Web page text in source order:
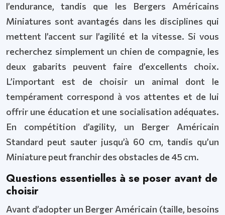
l’endurance, tandis que les Bergers Américains
Miniatures sont avantagés dans les disciplines qui
mettent l’accent sur l’agilité et la vitesse. Si vous
recherchez simplement un chien de compagnie, les
deux gabarits peuvent faire d’excellents choix.
L’important est de choisir un animal dont le
tempérament correspond à vos attentes et de lui
offrir une éducation et une socialisation adéquates.
En compétition d’agility, un Berger Américain
Standard peut sauter jusqu’à 60 cm, tandis qu’un
Miniature peut franchir des obstacles de 45 cm.
Questions essentielles à se poser avant de
choisir
Avant d’adopter un Berger Américain (taille, besoins